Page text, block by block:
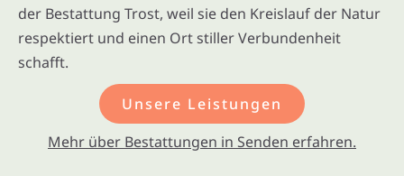
der Bestattung Trost, weil sie den Kreislauf der Natur
respektiert und einen Ort stiller Verbundenheit
schafft.
Unsere Leistungen
Mehr über Bestattungen in Senden erfahren.